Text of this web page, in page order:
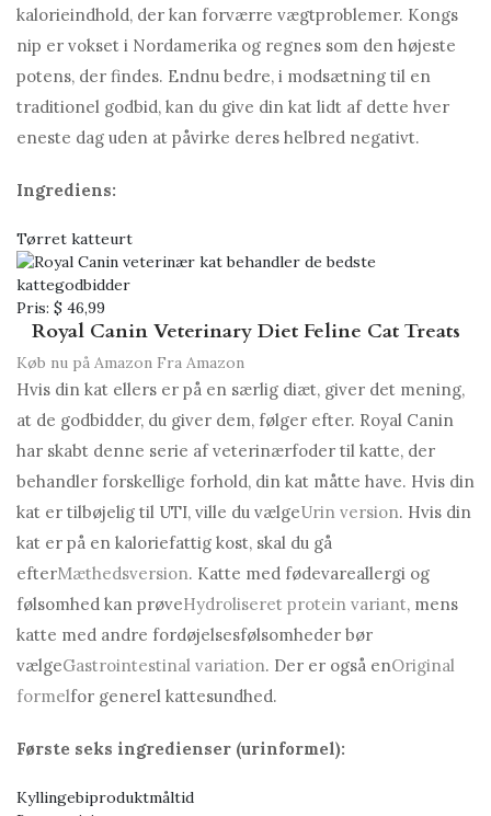
kalorieindhold, der kan forværre vægtproblemer. Kongs
nip er vokset i Nordamerika og regnes som den højeste
potens, der findes. Endnu bedre, i modsætning til en
traditionel godbid, kan du give din kat lidt af dette hver
eneste dag uden at påvirke deres helbred negativt.
Ingrediens:
Tørret katteurt
Pris: $ 46,99
Royal Canin Veterinary Diet Feline Cat Treats
Køb nu på Amazon Fra Amazon
Hvis din kat ellers er på en særlig diæt, giver det mening,
at de godbidder, du giver dem, følger efter. Royal Canin
har skabt denne serie af veterinærfoder til katte, der
behandler forskellige forhold, din kat måtte have. Hvis din
kat er tilbøjelig til UTI, ville du vælgeUrin version. Hvis din
kat er på en kaloriefattig kost, skal du gå
efterMæthedsversion. Katte med fødevareallergi og
følsomhed kan prøveHydroliseret protein variant, mens
katte med andre fordøjelsesfølsomheder bør
vælgeGastrointestinal variation. Der er også enOriginal
formelfor generel kattesundhed.
Første seks ingredienser (urinformel):
Kyllingebiproduktmåltid